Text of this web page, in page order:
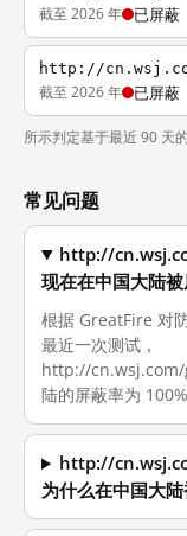
截至 2026 年 已屏蔽
http://
截至 2026 年 已屏蔽
所示判定基于最近 90 天
常见问题
http://
现在在中国大陆被
根据 GreatFire 对
最近一次测试，
http://cn.wsj.com/
陆的屏蔽率为 100%
http://
为什么在中国大陆